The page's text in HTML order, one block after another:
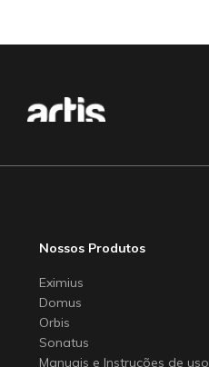
Nossos Produtos
Eximius
Domus
Orbis
Sonatus
Manuais e Instruções de uso